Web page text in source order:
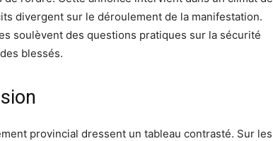
divergent sur le déroulement de la manifestation.
soulèvent des questions pratiques sur la sécurité
blessés.
provincial dressent un tableau contrasté. Sur les